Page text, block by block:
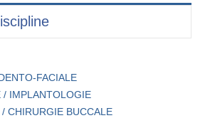
FACIALE
/ IMPLANTOLOGIE
CHIRURGIE BUCCALE